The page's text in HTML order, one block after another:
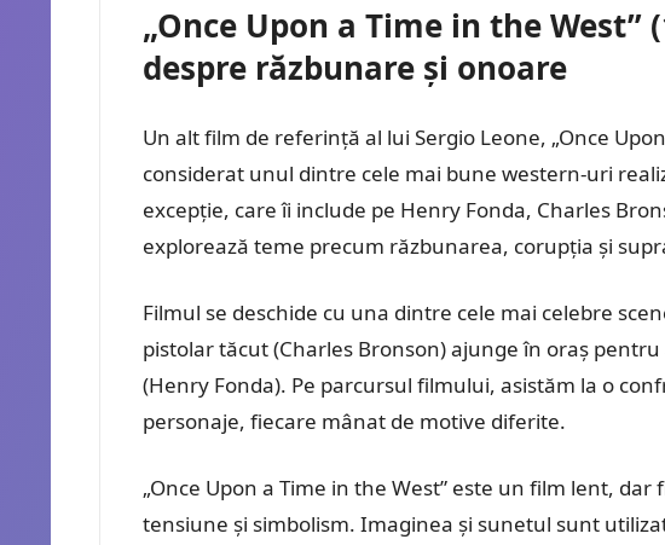
„Once Upon a Time in the West”
despre răzbunare și onoare
Un alt film de referință al lui Sergio Leone, „Once
considerat unul dintre cele mai bune western-uri
excepție, care îi include pe Henry Fonda, Charles
explorează teme precum răzbunarea, corupția și
Filmul se deschide cu una dintre cele mai celebre
pistolar tăcut (Charles Bronson) ajunge în oraș
(Henry Fonda). Pe parcursul filmului, asistăm la o
personaje, fiecare mânat de motive diferite.
„Once Upon a Time in the West” este un film lent,
tensiune și simbolism. Imaginea și sunetul sunt